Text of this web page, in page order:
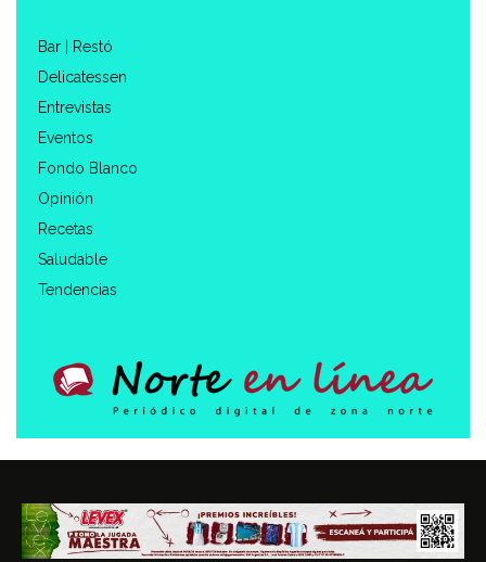
Bar | Restó
Delicatessen
Entrevistas
Eventos
Fondo Blanco
Opinión
Recetas
Saludable
Tendencias